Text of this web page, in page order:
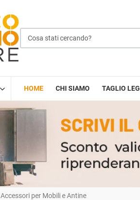
HOME CHI SIAMO TAGLIO
Accessori per Mobili e Antine